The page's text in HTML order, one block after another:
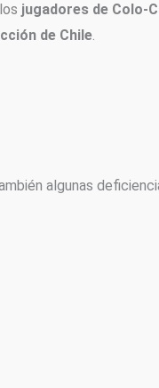
jugadores de Colo-
de Chile.
algunas